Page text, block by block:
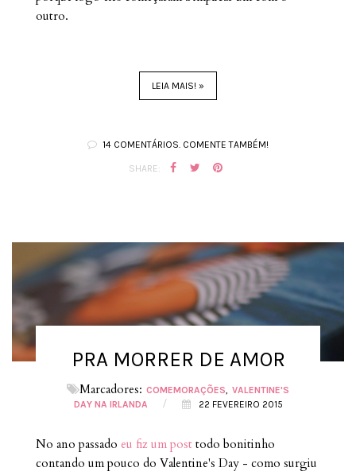
outro.
LEIA MAIS! »
14 COMENTÁRIOS. COMENTE TAMBÉM!
SHARE:
PRA MORRER DE AMOR
Marcadores: COMEMORAÇÕES
VALENTINE'S
DAY NA IRLANDA
/ 22 FEVEREIRO 2015
No ano passado eu fiz um post todo bonitinho
contando um pouco do Valentine's Day - como surgiu